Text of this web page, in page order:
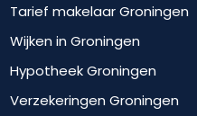
Tarief makelaar Groningen
Wijken in Groningen
Hypotheek Groningen
Verzekeringen Groningen